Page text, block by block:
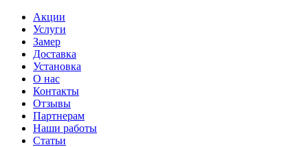
Акции
Услуги
Замер
Доставка
Установка
О нас
Контакты
Отзывы
Партнерам
Наши работы
Статьи